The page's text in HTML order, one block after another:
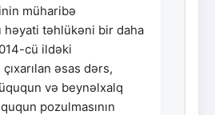
müharibə
həyati təhlükəni bir daha
cü ildəki
əsas dərs,
və beynəlxalq
pozulmasının